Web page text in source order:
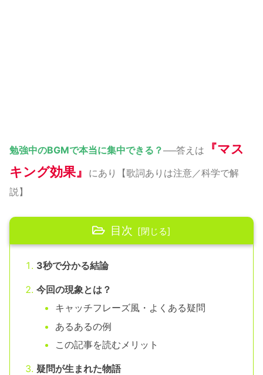
勉強中のBGMで本当に集中できる？──答えは
『マス
キング効果』
にあり【歌詞ありは注意／科学で解
説】
目次
3秒で分かる結論
今回の現象とは？
キャッチフレーズ風・よくある疑問
あるあるの例
この記事を読むメリット
疑問が生まれた物語